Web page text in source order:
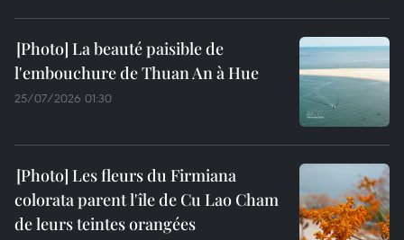
La beauté paisible de
l'embouchure de Thuan An à Hue
25/07/2026 01:30
Les fleurs du Firmiana
colorata parent l'île de Cu Lao Cham
de leurs teintes orangées